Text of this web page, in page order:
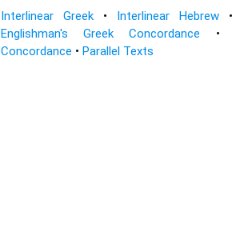
Interlinear Greek• Interlinear Hebrew
Englishman's Greek Concordance
Concordance • Parallel Texts